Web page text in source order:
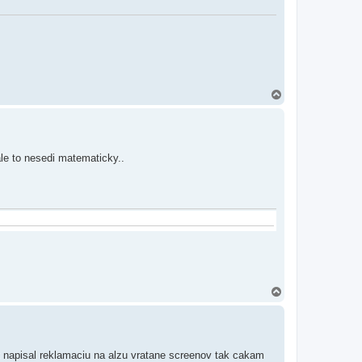
to nesedi matematicky..
reklamaciu na alzu vratane screenov tak cakam